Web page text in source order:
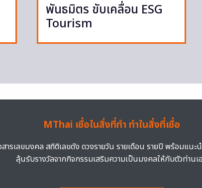
พันธมิตร ขับเคลื่อน ESG
Tourism
MThai เชื่อในสิ่งที่ทำ ทำในสิ่งที่เชื่อ
สารเลขมงคล สถิติเลขดัง ดวงรายวัน รายเดือน รายปี พร้อมแนะ
ลุ้นรับรางวัลจากกิจกรรมเสริมความเป็นมงคลให้กับตัวท่านเ